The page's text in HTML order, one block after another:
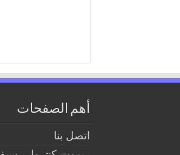
أهم الصفحات
اتصل بنا